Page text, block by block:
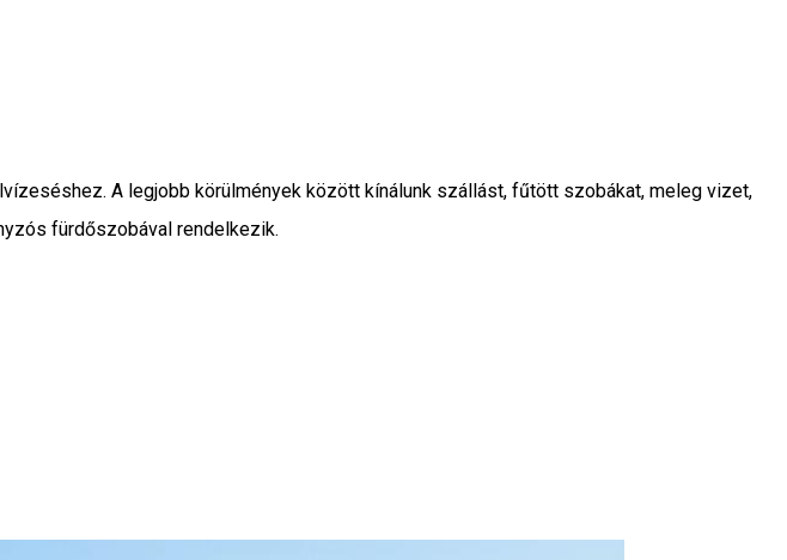
A legjobb körülmények között kínálunk szállást, fűtött szobákat, meleg vizet,
fürdőszobával rendelkezik.